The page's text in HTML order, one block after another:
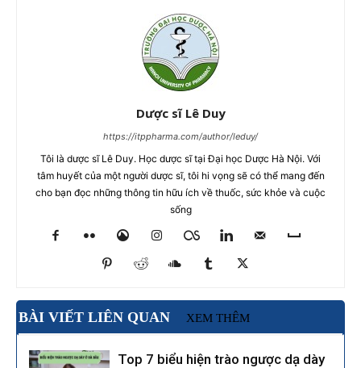
Dược sĩ Lê Duy
https://itppharma.com/author/leduy/
Tôi là dược sĩ Lê Duy. Học dược sĩ tại Đại học Dược Hà Nội. Với
tâm huyết của một người dược sĩ, tôi hi vọng sẽ có thể mang đến
cho bạn đọc những thông tin hữu ích về thuốc, sức khỏe và cuộc
sống
BÀI VIẾT LIÊN QUAN XEM THÊM
Top 7 biểu hiện trào ngược dạ dày